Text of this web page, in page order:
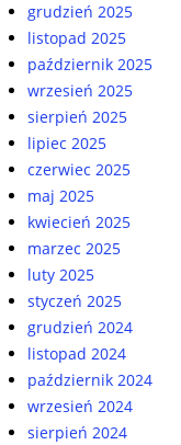
grudzień 2025
listopad 2025
październik 2025
wrzesień 2025
sierpień 2025
lipiec 2025
czerwiec 2025
maj 2025
kwiecień 2025
marzec 2025
luty 2025
styczeń 2025
grudzień 2024
listopad 2024
październik 2024
wrzesień 2024
sierpień 2024